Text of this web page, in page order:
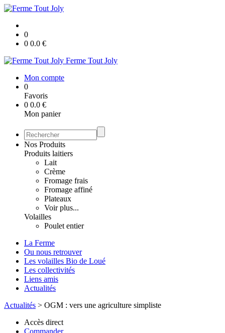
0
0 0.0 €
Ferme Tout Joly
Mon compte
0
Favoris
0 0.0 €
Mon panier
Nos Produits
Produits laitiers
Lait
Crème
Fromage frais
Fromage affiné
Plateaux
Voir plus...
Volailles
Poulet entier
La Ferme
Ou nous retrouver
Les volailles Bio de Loué
Les collectivités
Liens amis
Actualités
Actualités > OGM : vers une agriculture simpliste
Accès direct
Commander